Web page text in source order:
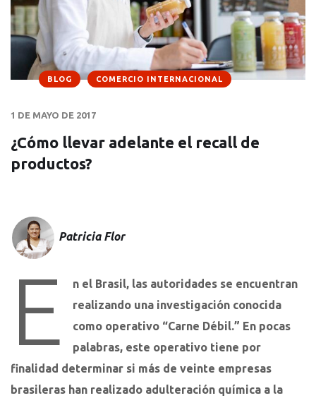
BLOG COMERCIO INTERNACIONAL
1 DE MAYO DE 2017
¿Cómo llevar adelante el recall de
productos?
Patricia Flor
E
n el Brasil, las autoridades se encuentran
realizando una investigación conocida
como operativo “Carne Débil.” En pocas
palabras, este operativo tiene por
finalidad determinar si más de veinte empresas
brasileras han realizado adulteración química a la